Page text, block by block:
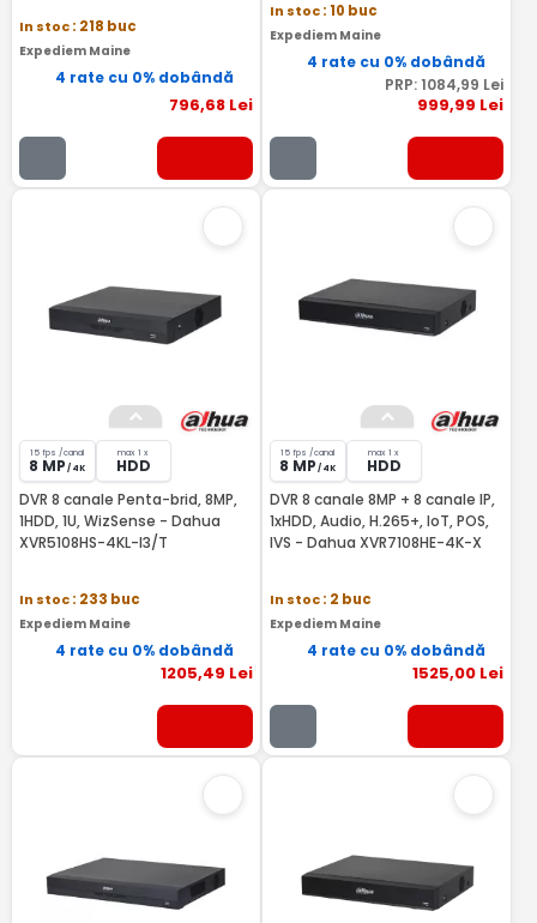
In stoc: 218 buc
Expediem Maine
4 rate cu 0% dobândă
796,68Lei
In stoc: 10 buc
Expediem Maine
4 rate cu 0% dobândă
PRP: 1084,99 Lei
999,99 Lei
15 fps /canal
8 MP / 4K
max 1 x
HDD
DVR 8 canale Penta-brid, 8MP,
1HDD, 1U, WizSense - Dahua
XVR5108HS-4KL-I3/T
In stoc: 233 buc
Expediem Maine
4 rate cu 0% dobândă
1205,49 Lei
15 fps /canal
8 MP / 4K
max 1 x
HDD
DVR 8 canale 8MP + 8 canale IP,
1xHDD, Audio, H.265+, IoT, POS,
IVS - Dahua XVR7108HE-4K-X
In stoc: 2 buc
Expediem Maine
4 rate cu 0% dobândă
1525,00 Lei